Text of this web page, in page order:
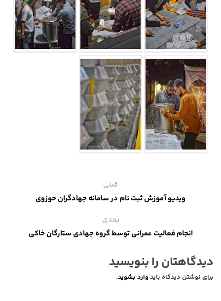
قبلی
ویدیو آموزش ثبت نام در سامانه جهادگران حوزوی
بعدی
انجام فعالیت عمرانی توسط گروه جهادی ستارگان خاکی
دیدگاهتان را بنویسید
برای نوشتن دیدگاه باید وارد بشوید.